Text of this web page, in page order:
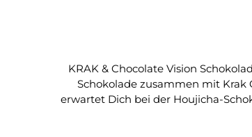
KRAK & Chocolate Vision Schokolade
Schokolade zusammen mit Krak
erwartet Dich bei der Houjicha-
auf grünem Tee basieren. Die
Heunoten. Beim genauen